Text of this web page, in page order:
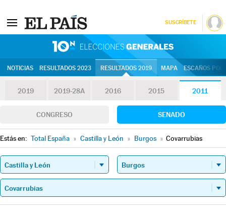
SUSCRÍBETE
NOTICIAS RESULTADOS 2023 RESULTADOS 2019 MAPA ESCAÑOS
2019 2019-28A 2016 2015 2011
CONGRESO SENADO
Estás en: Total España » Castilla y León » Burgos » Covarrubias